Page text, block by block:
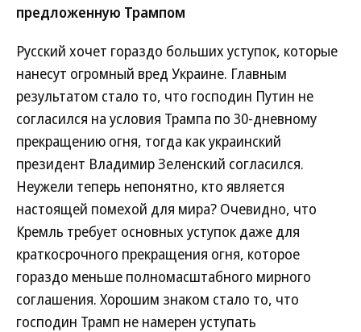
предложенную Трампом
Русский хочет гораздо больших уступок, которые
нанесут огромный вред Украине. Главным
результатом стало то, что господин Путин не
согласился на условия Трампа по 30-дневному
прекращению огня, тогда как украинский
президент Владимир Зеленский согласился.
Неужели теперь непонятно, кто является
настоящей помехой для мира? Очевидно, что
Кремль требует основных уступок даже для
краткосрочного прекращения огня, которое
гораздо меньше полномасштабного мирного
соглашения. Хорошим знаком стало то, что
господин Трамп не намерен уступать